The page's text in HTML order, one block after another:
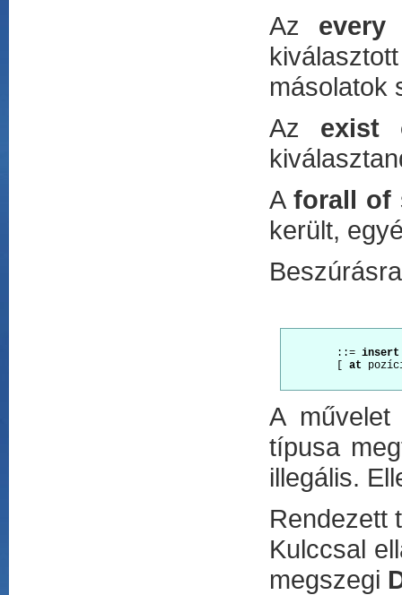
Az every
másolatok
Az exist
A forall of
került,
        ::=
insert
        [
at
A
típusa
illegális.
Rendezett
Kulccsal
megszegi